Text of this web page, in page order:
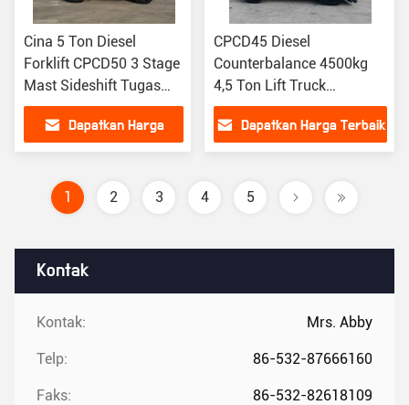
Kontak
Kontak: Mrs. Abby
Telp: 86-532-87666160
Faks: 86-532-82618109
Cina 5 Ton Diesel
Forklift CPCD50 3 Stage
Mast Sideshift Tugas
Berat
Dapatkan Harga
CPCD45 Diesel
Counterbalance 4500kg
4,5 Ton Lift Truck
Transmisi hidraulik
Dapatkan Harga Terbaik
1 2 3 4 5